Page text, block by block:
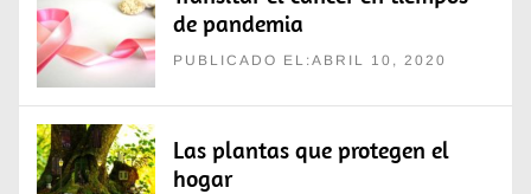
de pandemia
PUBLICADO EL:ABRIL 10, 2020
Las plantas que protegen el
hogar